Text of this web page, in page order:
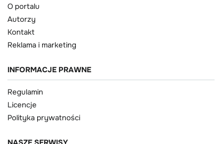
O portalu
Autorzy
Kontakt
Reklama i marketing
INFORMACJE PRAWNE
Regulamin
Licencje
Polityka prywatności